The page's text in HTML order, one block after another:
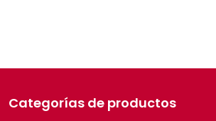
Categorías de productos